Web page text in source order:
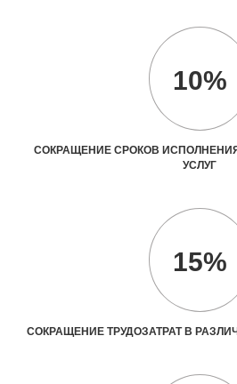
10%
СОКРАЩЕНИЕ СРОКОВ
УСЛУГ
15%
СОКРАЩЕНИЕ ТРУДОЗАТРАТ В